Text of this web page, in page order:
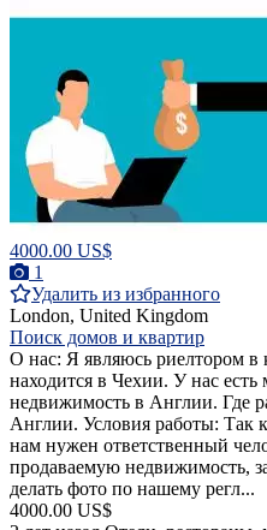
4000.00 US$
1
Удалить из избранного
London, United Kingdom
Поиск домов и квартир
О нас: Я являюсь риелтором
находится в Чехии. У нас
недвижимость в Англии. Где
Англии. Условия работы: Так
нам нужен ответственный
продаваемую недвижимость,
делать фото по нашему регл...
4000.00 US$